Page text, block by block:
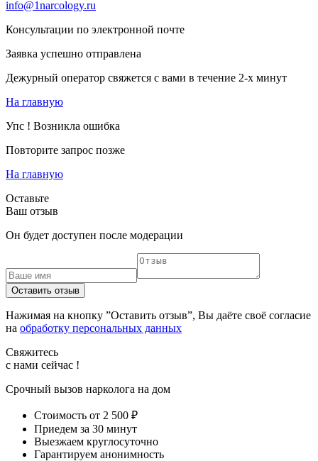
info@1narcology.ru
Консультации по электронной почте
Заявка успешно отправлена
Дежурный оператор свяжется с вами в течение 2-х минут
На главную
Упс ! Возникла ошибка
Повторите запрос позже
На главную
Оставьте
Ваш отзыв
Он будет доступен после модерации
Оставить отзыв
Нажимая на кнопку ”Оставить отзыв”, Вы даёте своё согласие
на обработку персональных данных
Свяжитесь
с нами сейчас !
Срочный вызов нарколога на дом
Стоимость от 2 500 ₽
Приедем за 30 минут
Выезжаем круглосуточно
Гарантируем анонимность